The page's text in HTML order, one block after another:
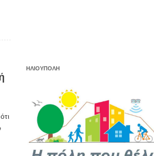
ΗΛΙΟΥΠΟΛΗ